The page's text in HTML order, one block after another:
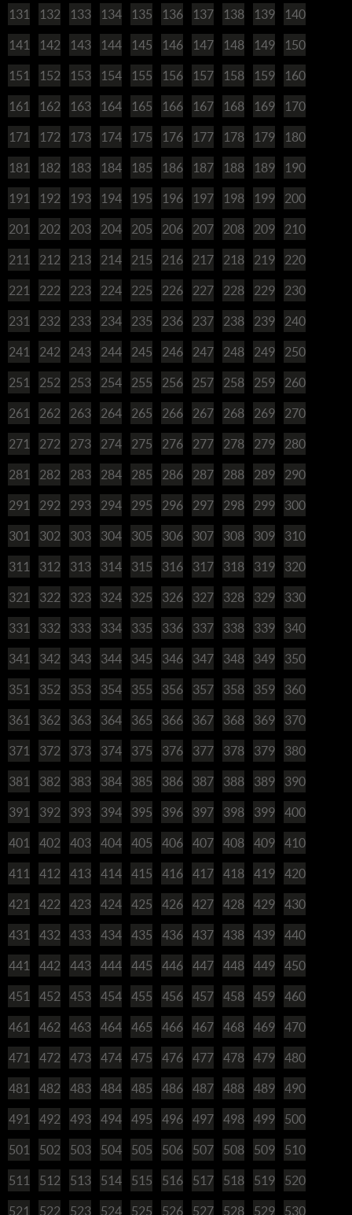
131 132 133 134 135 136 137 138 139 140
141 142 143 144 145 146 147 148 149 150
151 152 153 154 155 156 157 158 159 160
161 162 163 164 165 166 167 168 169 170
171 172 173 174 175 176 177 178 179 180
181 182 183 184 185 186 187 188 189 190
191 192 193 194 195 196 197 198 199 200
201 202 203 204 205 206 207 208 209 210
211 212 213 214 215 216 217 218 219 220
221 222 223 224 225 226 227 228 229 230
231 232 233 234 235 236 237 238 239 240
241 242 243 244 245 246 247 248 249 250
251 252 253 254 255 256 257 258 259 260
261 262 263 264 265 266 267 268 269 270
271 272 273 274 275 276 277 278 279 280
281 282 283 284 285 286 287 288 289 290
291 292 293 294 295 296 297 298 299 300
301 302 303 304 305 306 307 308 309 310
311 312 313 314 315 316 317 318 319 320
321 322 323 324 325 326 327 328 329 330
331 332 333 334 335 336 337 338 339 340
341 342 343 344 345 346 347 348 349 350
351 352 353 354 355 356 357 358 359 360
361 362 363 364 365 366 367 368 369 370
371 372 373 374 375 376 377 378 379 380
381 382 383 384 385 386 387 388 389 390
391 392 393 394 395 396 397 398 399 400
401 402 403 404 405 406 407 408 409 410
411 412 413 414 415 416 417 418 419 420
421 422 423 424 425 426 427 428 429 430
431 432 433 434 435 436 437 438 439 440
441 442 443 444 445 446 447 448 449 450
451 452 453 454 455 456 457 458 459 460
461 462 463 464 465 466 467 468 469 470
471 472 473 474 475 476 477 478 479 480
481 482 483 484 485 486 487 488 489 490
491 492 493 494 495 496 497 498 499 500
501 502 503 504 505 506 507 508 509 510
511 512 513 514 515 516 517 518 519 520
521 522 523 524 525 526 527 528 529 530